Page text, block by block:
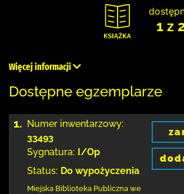
1 z
Więcej informacji
Dostępne egzemplarze
1. Numer inwentarzowy:
33493
Sygnatura: I/Op
Status: Do wypożyczenia
Miejska Biblioteka Publiczna we